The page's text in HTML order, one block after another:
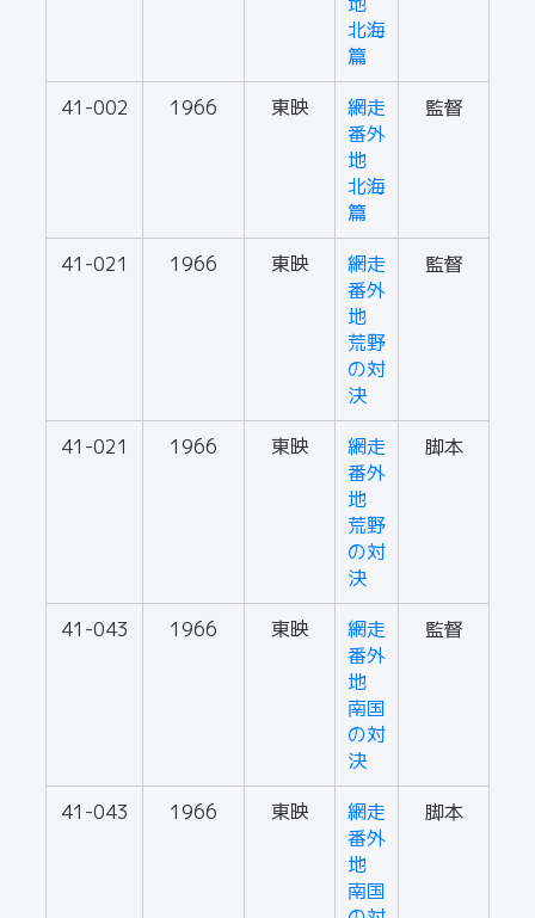
北海
篇
41-002
1966 東映
網走
番外
地
北海
篇
監督
41-021 1966 東映
網走
番外
地
荒野
の対
決
監督
41-021 1966 東映
網走
番外
地
荒野
の対
決
脚本
41-043 1966 東映
網走
番外
地
南国
の対
決
監督
41-043 1966 東映
網走
番外
地
南国
脚本